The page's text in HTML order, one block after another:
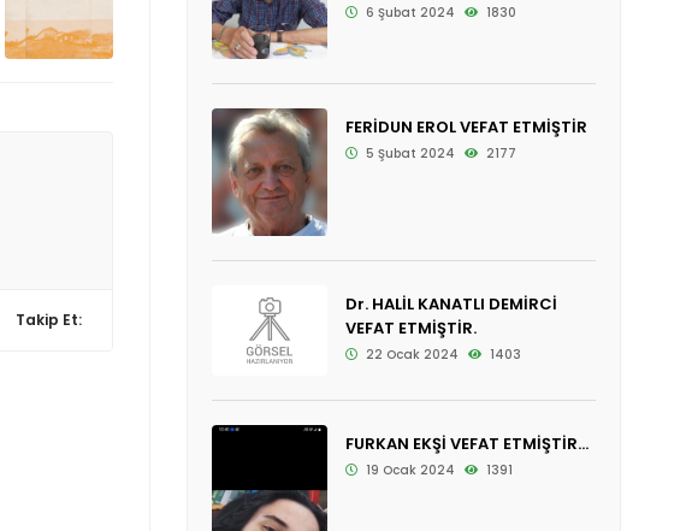
Takip Et:
6 Şubat 2024 1830
FERİDUN EROL VEFAT ETMİŞTİR
5 Şubat 2024 2177
Dr. HALİL KANATLI DEMİRCİ
VEFAT ETMİŞTİR.
22 Ocak 2024 1403
FURKAN EKŞİ VEFAT ETMİŞTİR...
19 Ocak 2024 1391